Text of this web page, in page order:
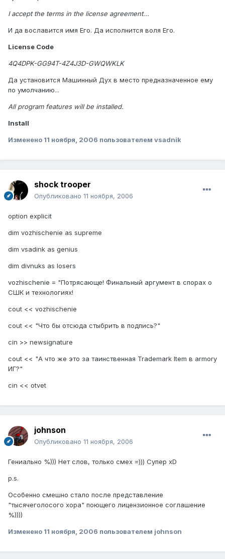
I accept the terms in the license agreement...
И да вославится имя Его. Да исполнится воля Его.
License Code
4Q4DPK-GG94T-4Z4J3D-GWQWKLK
Да установится Машинный Дух в место предназначенное ему
по умолчанию...
All program features will be installed.
Install
Изменено 11 ноября, 2006 пользователем vsadnik
shock trooper
Опубликовано 11 ноября, 2006
option explicit
dim vozhischenie as supreme
dim vsadink as genius
dim divnuks as losers
vozhischenie = "Потрясающе! Финальный аргумент в спорах о
СШК и технологиях!
cout << vozhischenie
cout << "Что бы отсюда стыбрить в подпись?"
cin >> newsignature
cout << "А что же это за таинственная Trademark Item в armory
ИГ?"
cin << otvet
johnson
Опубликовано 11 ноября, 2006
Гениально %))) Нет слов, только смех =))) Супер xD
p.s.
Особенно смешно стало после представление
"тысячеголосого хора" поющего лицензионное соглашение
%))))
Изменено 11 ноября, 2006 пользователем johnson